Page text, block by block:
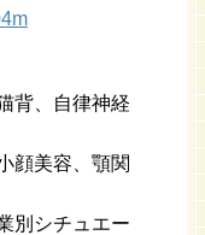
背、自律神経
顔美容、顎関
別シチュエー